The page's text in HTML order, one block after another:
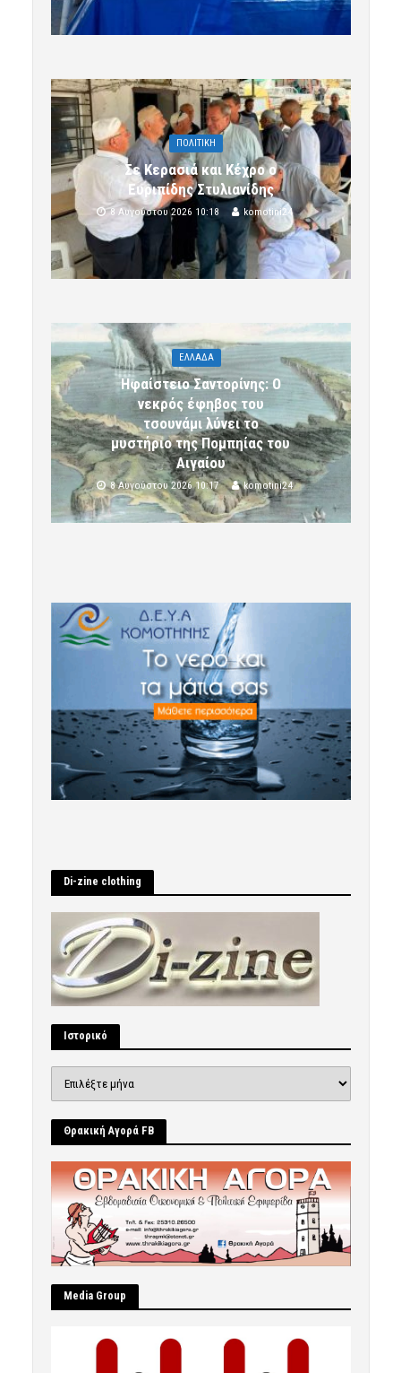
ΠΟΛΙΤΙΚΗ
Σε Κερασιά και Κέχρο ο
Ευριπίδης Στυλιανίδης
8 Αυγούστου 2026 10:18 komotini24
ΕΛΛΑΔΑ
Ηφαίστειο Σαντορίνης: Ο
νεκρός έφηβος του
τσουνάμι λύνει το
μυστήριο της Πομπηίας του
Αιγαίου
8 Αυγούστου 2026 10:17 komotini24
Di-zine clothing
Ιστορικό
Θρακική Αγορά FB
Μedia Group